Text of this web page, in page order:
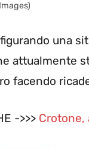
una
attualmente
facendo
->>> Crotone,